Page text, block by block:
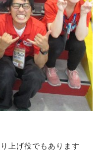
上げ役でもあります